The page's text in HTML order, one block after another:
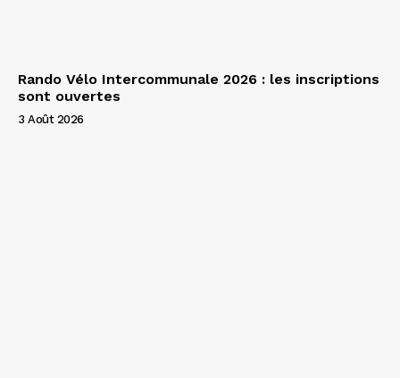
Rando Vélo Intercommunale 2026 : les inscriptions
sont ouvertes
3 Août 2026